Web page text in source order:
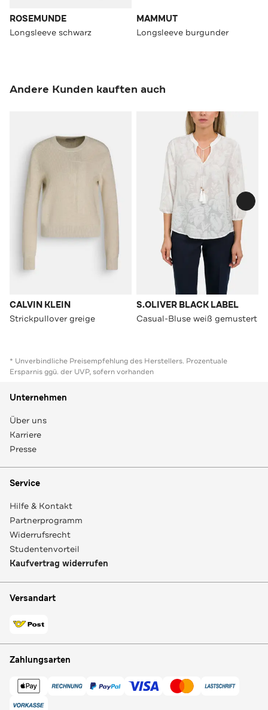
ROSEMUNDE
Longsleeve schwarz
MAMMUT
Longsleeve burgunder
Andere Kunden kauften auch
CALVIN KLEIN
Strickpullover greige
S.OLIVER BLACK LABEL
Casual-Bluse weiß gemustert
* Unverbindliche Preisempfehlung des Herstellers. Prozentuale
Ersparnis ggü. der UVP, sofern vorhanden
Unternehmen
Über uns
Karriere
Presse
Service
Hilfe & Kontakt
Partnerprogramm
Widerrufsrecht
Studentenvorteil
Kaufvertrag widerrufen
Versandart
Zahlungsarten